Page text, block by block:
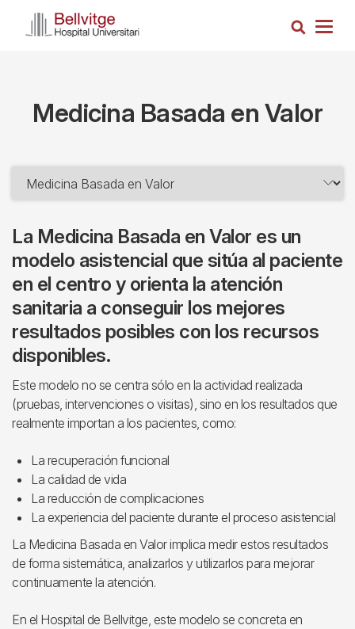
Busca
Medicina Basada en Valor
La Medicina Basada en Valor es un
modelo asistencial que sitúa al paciente
en el centro y orienta la atención
sanitaria a conseguir los mejores
resultados posibles con los recursos
disponibles.
Este modelo no se centra sólo en la actividad realizada
(pruebas, intervenciones o visitas), sino en los resultados que
realmente importan a los pacientes, como:
La recuperación funcional
La calidad de vida
La reducción de complicaciones
La experiencia del paciente durante el proceso asistencial
La Medicina Basada en Valor implica medir estos resultados
de forma sistemática, analizarlos y utilizarlos para mejorar
continuamente la atención.
En el Hospital de Bellvitge, este modelo se concreta en